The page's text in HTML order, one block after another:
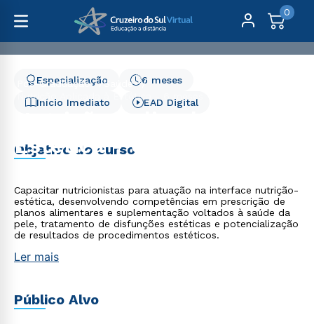
0
Pós-Graduação
Saúde
Nutrição Aplicada à Estética - 6 meses
Estética - 6 meses
Início Imediato
6 meses
Especialização
EAD Digital
Objetivo do curso
Capacitar nutricionistas para atuação na interface nutrição-
estética, desenvolvendo competências em prescrição de
planos alimentares e suplementação voltados à saúde da
pele, tratamento de disfunções estéticas e potencialização
de resultados de procedimentos estéticos.
Ler mais
Público Alvo